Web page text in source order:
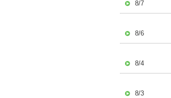
8/7
8/6
8/4
8/3